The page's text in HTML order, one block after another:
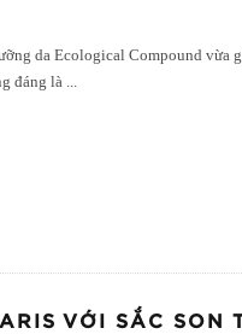
da Ecological Compound vừa
đáng là ...
VỚI SẮC SON